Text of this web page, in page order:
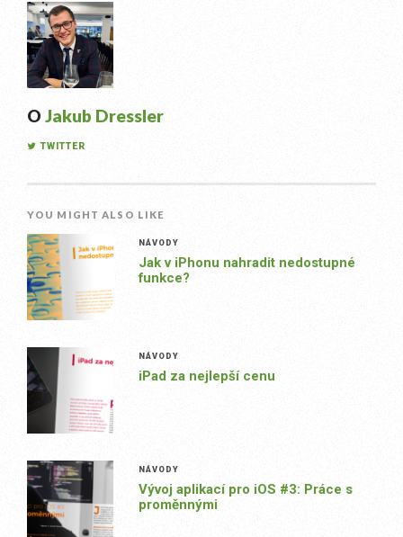
O Jakub Dressler
TWITTER
YOU MIGHT ALSO LIKE
NÁVODY
Jak v iPhonu nahradit nedostupné
funkce?
NÁVODY
iPad za nejlepší cenu
NÁVODY
Vývoj aplikací pro iOS #3: Práce s
proměnnými